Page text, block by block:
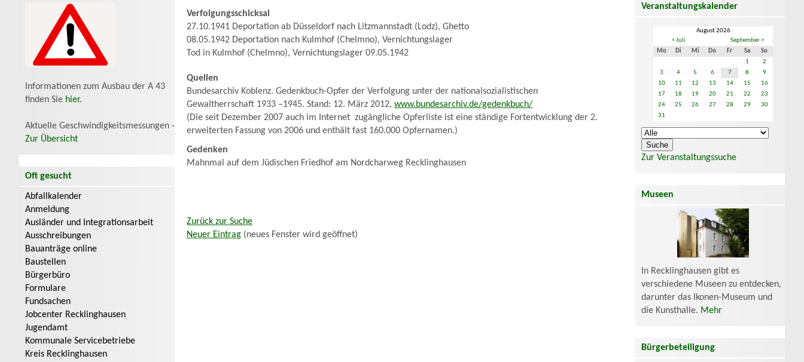
Informationen zum Ausbau der A 43
finden Sie hier.
Aktuelle Geschwindigkeitsmessungen -
Zur Übersicht
Oft gesucht
Abfallkalender
Anmeldung
Ausländer und Integrationsarbeit
Ausschreibungen
Bauanträge online
Baustellen
Bürgerbüro
Formulare
Fundsachen
Jobcenter Recklinghausen
Jugendamt
Kommunale Servicebetriebe
Kreis Recklinghausen
Verfolgungsschicksal
27.10.1941 Deportation ab Düsseldorf nach Litzmannstadt (Lodz), Ghetto
08.05.1942 Deportation nach Kulmhof (Chelmno), Vernichtungslager
Tod in Kulmhof (Chelmno), Vernichtungslager 09.05.1942
Quellen
Bundesarchiv Koblenz. Gedenkbuch-Opfer der Verfolgung unter der nationalsozialistischen
Gewaltherrschaft 1933 –1945. Stand: 12. März 2012, www.bundesarchiv.de/gedenkbuch/
(Die seit Dezember 2007 auch im Internet zugängliche Opferliste ist eine ständige Fortentwicklung der 2.
erweiterten Fassung von 2006 und enthält fast 160.000 Opfernamen.)
Gedenken
Mahnmal auf dem Jüdischen Friedhof am Nordcharweg Recklinghausen
Zurück zur Suche
Neuer Eintrag (neues Fenster wird geöffnet)
Veranstaltungskalender
August 2026
< Juli
September >
Mo
Di Mi Do Fr Sa
So
1
2
3
4 5 6 7 8
9
10
11 12 13 14 15
16
17
18 19 20 21 22
23
24
25 26 27 28 29
30
31
Zur Veranstaltungssuche
Museen
In Recklinghausen gibt es
verschiedene Museen zu entdecken,
darunter das Ikonen-Museum und
die Kunsthalle. Mehr
Bürgerbeteiligung